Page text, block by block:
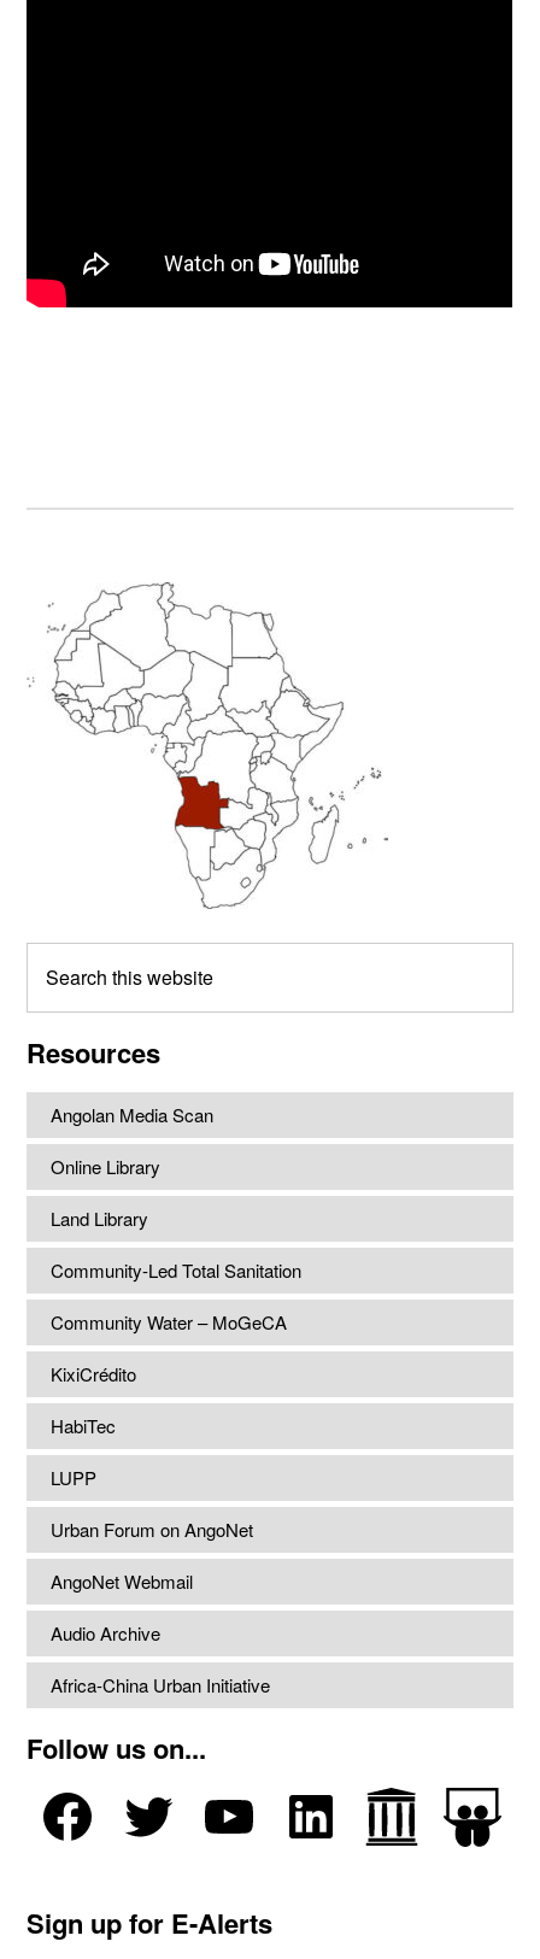
Primary
Sidebar
this
Resources
Angolan Media Scan
Online Library
Land Library
Community-Led Total Sanitation
Community Water – MoGeCA
KixiCrédito
HabiTec
LUPP
Urban Forum on AngoNet
AngoNet Webmail
Audio Archive
Africa-China Urban Initiative
Follow us on...
Sign up for E-Alerts